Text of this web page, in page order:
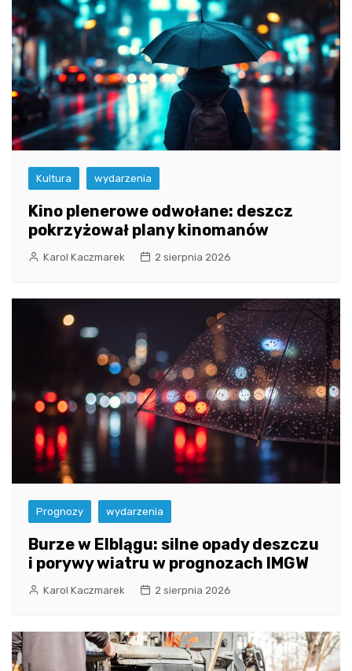
Kultura wydarzenia
Kino plenerowe odwołane: deszcz
pokrzyżował plany kinomanów
Karol Kaczmarek 2 sierpnia 2026
Prognozy wydarzenia
Burze w Elblągu: silne opady deszczu
i porywy wiatru w prognozach IMGW
Karol Kaczmarek 2 sierpnia 2026